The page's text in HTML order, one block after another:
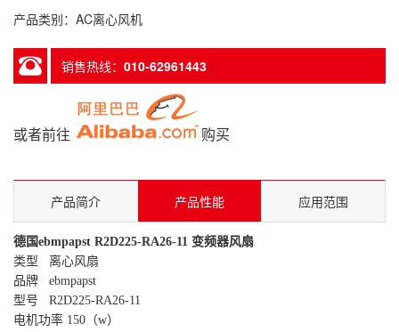
产品类别：AC离心风机
销售热线： 010-62961443
或者前往 购买
产品简介 产品性能 应用范围
德国ebmpapst R2D225-RA26-11 变频器风扇
类型 离心风扇
品牌 ebmpapst
型号 R2D225-RA26-11
电机功率 150（w）